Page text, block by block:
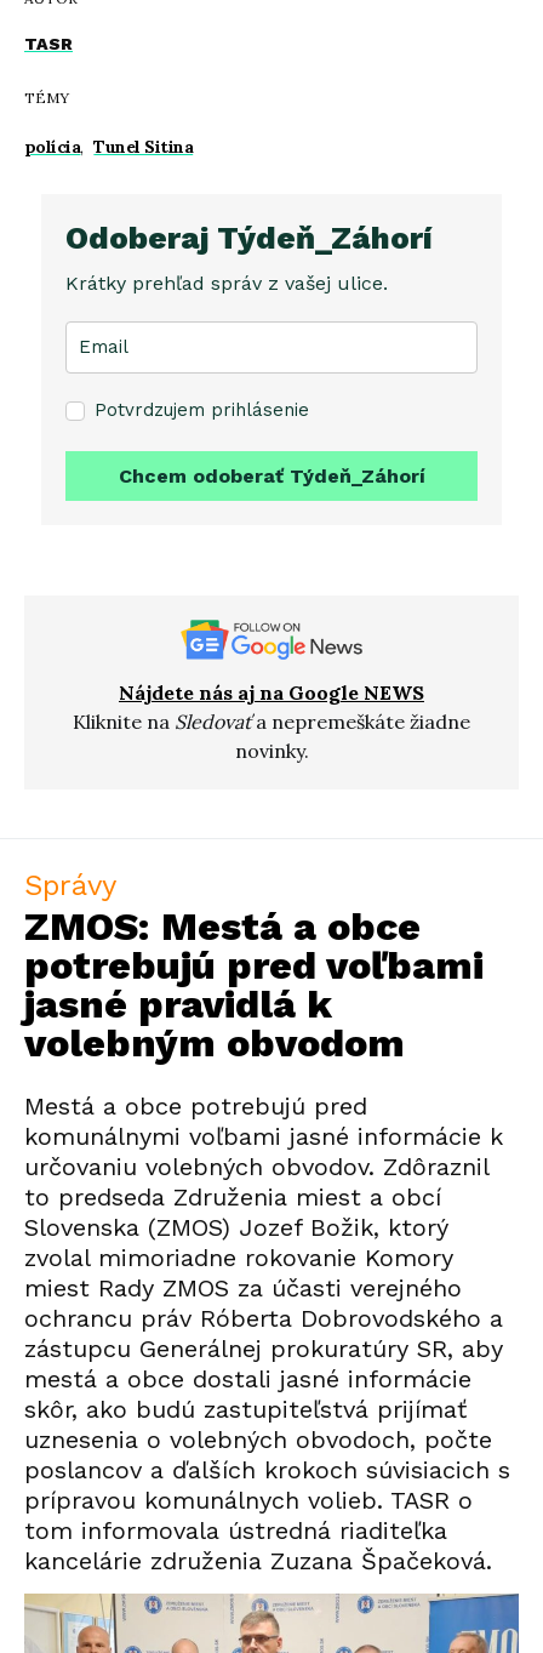
TASR
TÉMY
polícia, Tunel Sitina
Odoberaj Týdeň_Záhorí
Krátky prehľad správ z vašej ulice.
Potvrdzujem prihlásenie
Chcem odoberať Týdeň_Záhorí
Nájdete nás aj na Google NEWS
Kliknite na Sledovaťa nepremeškáte žiadne
novinky.
Správy
ZMOS: Mestá a obce
potrebujú pred voľbami
jasné pravidlá k
volebným obvodom
Mestá a obce potrebujú pred
komunálnymi voľbami jasné informácie k
určovaniu volebných obvodov. Zdôraznil
to predseda Združenia miest a obcí
Slovenska (ZMOS) Jozef Božik, ktorý
zvolal mimoriadne rokovanie Komory
miest Rady ZMOS za účasti verejného
ochrancu práv Róberta Dobrovodského a
zástupcu Generálnej prokuratúry SR, aby
mestá a obce dostali jasné informácie
skôr, ako budú zastupiteľstvá prijímať
uznesenia o volebných obvodoch, počte
poslancov a ďalších krokoch súvisiacich s
prípravou komunálnych volieb. TASR o
tom informovala ústredná riaditeľka
kancelárie združenia Zuzana Špačeková.